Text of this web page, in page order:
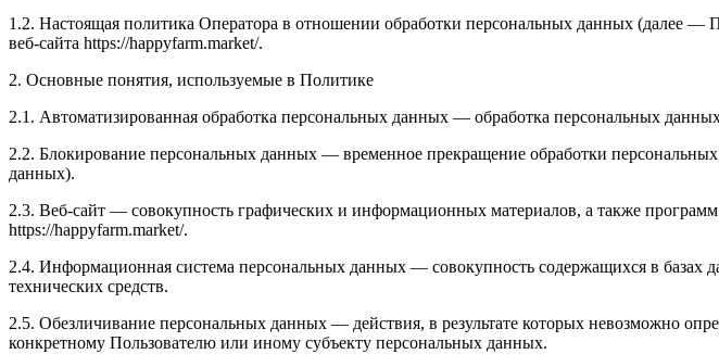
1.2. Настоящая политика Оператора в отношении обработки персональных данных (далее
веб-сайта https://happyfarm.market/.
2. Основные понятия, используемые в Политике
2.1. Автоматизированная обработка персональных данных — обработка персональных
2.2. Блокирование персональных данных — временное прекращение обработки
данных).
2.3. Веб-сайт — совокупность графических и информационных материалов, а также
https://happyfarm.market/.
2.4. Информационная система персональных данных — совокупность содержащихся в
технических средств.
2.5. Обезличивание персональных данных — действия, в результате которых невозможно
конкретному Пользователю или иному субъекту персональных данных.